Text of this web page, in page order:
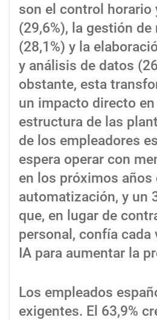
son el control horario
(29,6%), la gestión de
(28,1%) y la
y análisis de datos
obstante, esta
un impacto directo
estructura de las
de los empleadores
espera operar con
en los próximos años
automatización, y un
que, en lugar de
personal, confía cada
IA para aumentar la
Los empleados
exigentes. El 63,9%